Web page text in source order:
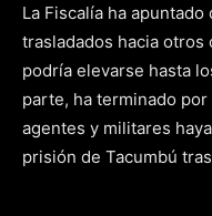
La Fiscalía ha
trasladados hacia
podría elevarse hasta
parte, ha terminado
agentes y militares
prisión de Tacumbú